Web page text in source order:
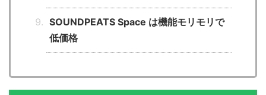
SOUNDPEATS Space は機能モリモリで
低価格